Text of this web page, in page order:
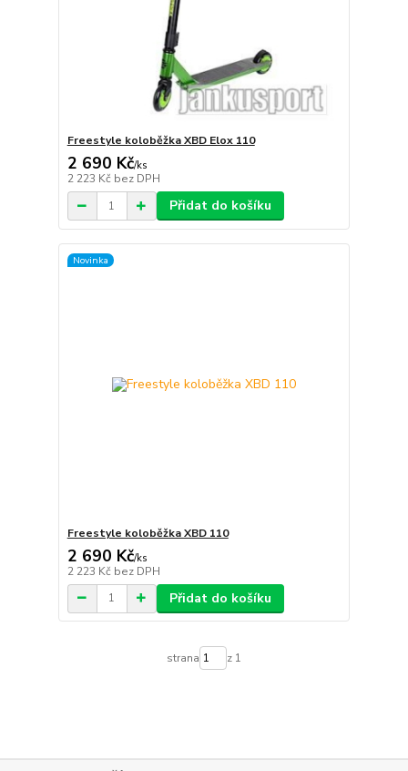
Freestyle koloběžka XBD Elox 110
2 690 Kč/ks
2 223 Kč bez DPH
Přidat do košíku
Novinka
Freestyle koloběžka XBD 110
2 690 Kč/ks
2 223 Kč bez DPH
Přidat do košíku
strana z 1